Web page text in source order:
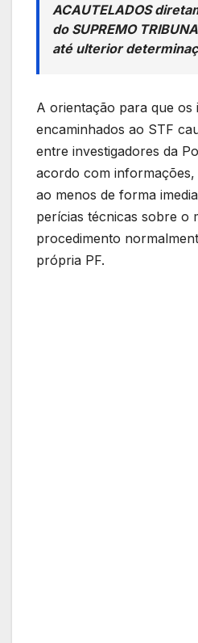
ACAUTELADOS
do SUPREMO
até ulterior
A orientação para que os
encaminhados ao STF
entre investigadores da
acordo com informações,
ao menos de forma
perícias técnicas sobre o
procedimento
própria PF.